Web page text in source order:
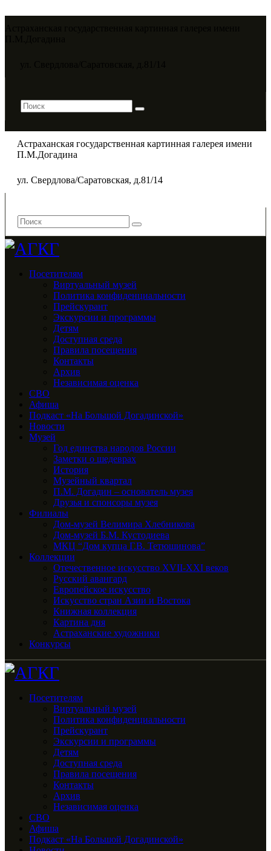
Астраханская государственная картинная галерея имени
П.М.Догадина​
ул. Свердлова/Саратовская, д.81/14
Посетителям
Виртуальный музей
Политика конфиденциальности
Прейскурант
Экскурсии и программы
Детям
Доступная среда
Правила посещения
Контакты
Архив
Независимая оценка
СВО
Афиша
Подкаст «На Большой Догадинской»
Новости
Музей
Год единства народов России
Заметки о шедеврах
История
Музейный квартал
П.М. Догадин – основатель музея
Друзья и спонсоры музея
Филиалы
Дом-музей Велимира Хлебникова
Дом-музей Б.М. Кустодиева
МКЦ “Дом купца Г.В. Тетюшинова”
Коллекции
Отечественное искусство XVII-XXI веков
Русский авангард
Европейское искусство
Искусство стран Азии и Востока
Книжная коллекция
Картина дня
Астраханские художники
Конкурсы
Посетителям
Виртуальный музей
Политика конфиденциальности
Прейскурант
Экскурсии и программы
Детям
Доступная среда
Правила посещения
Контакты
Архив
Независимая оценка
СВО
Афиша
Подкаст «На Большой Догадинской»